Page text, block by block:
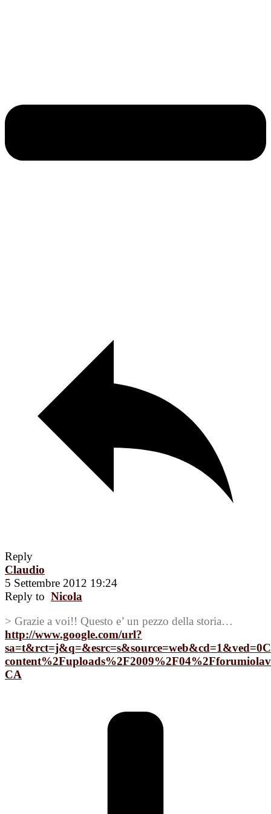
Reply
Claudio
5 Settembre 2012 19:24
Reply to Nicola
> Grazie a voi!! Questo e’ un pezzo della storia…
http://www.google.com/url?
CA